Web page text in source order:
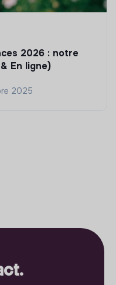
2026 : notre
En ligne)
2025